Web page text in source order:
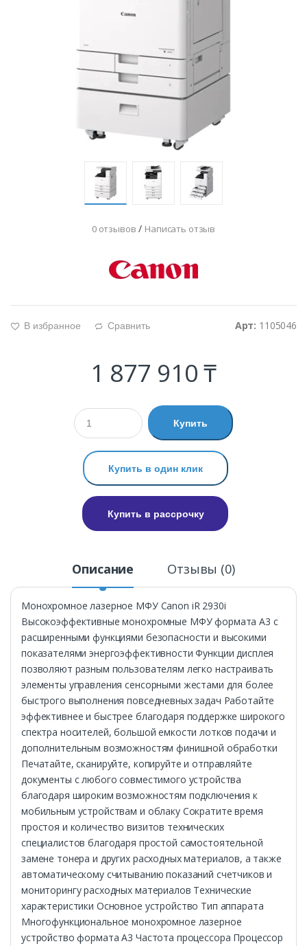
0 отзывов / Написать отзыв
Арт: 1105046
g В избранное d Сравнить
1 877 910 ₸
Купить
Купить в один клик
Купить в рассрочку
Описание Отзывы (0)
Монохромное лазерное МФУ Canon iR 2930i
Высокоэффективные монохромные МФУ формата A3 с
расширенными функциями безопасности и высокими
показателями энергоэффективности Функции дисплея
позволяют разным пользователям легко настраивать
элементы управления сенсорными жестами для более
быстрого выполнения повседневных задач Работайте
эффективнее и быстрее благодаря поддержке широкого
спектра носителей, большой емкости лотков подачи и
дополнительным возможностям финишной обработки
Печатайте, сканируйте, копируйте и отправляйте
документы с любого совместимого устройства
благодаря широким возможностям подключения к
мобильным устройствам и облаку Сократите время
простоя и количество визитов технических
специалистов благодаря простой самостоятельной
замене тонера и других расходных материалов, а также
автоматическому считыванию показаний счетчиков и
мониторингу расходных материалов Технические
характеристики Основное устройство Тип аппарата
Многофункциональное монохромное лазерное
устройство формата A3 Частота процессора Процессор